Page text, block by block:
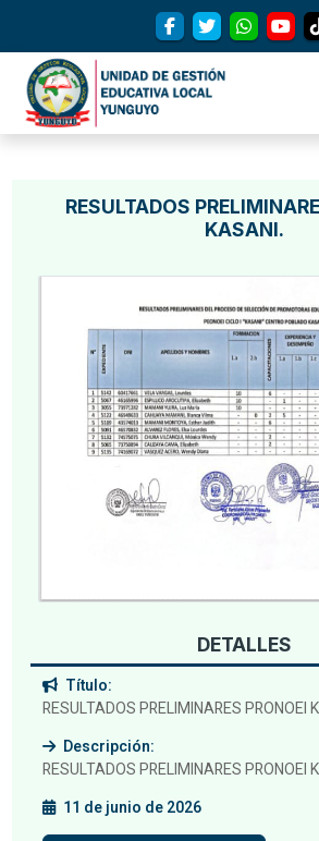
RESULTADOS
KASANI.
DETALLES
Título:
RESULTADOS PRELIMINARES PRONOEI
Descripción:
RESULTADOS PRELIMINARES PRONOEI
11 de junio de 2026